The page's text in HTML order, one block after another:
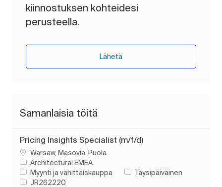
kiinnostuksen kohteidesi
perusteella.
Lähetä
Samanlaisia töitä
Pricing Insights Specialist (m/f/d)
PaikkaWarsaw, Masovia, Puola
Architectural EMEA
Luokka
Myynti ja vähittäiskauppa Työn tyyppi
Täysipäiväinen
Työn tunnus
JR262220